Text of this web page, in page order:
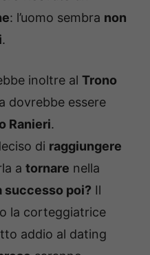
: l’uomo sembra non
.
inoltre al Trono
dovrebbe essere
Ranieri.
di raggiungere
a tornare nella
successo poi? Il
la corteggiatrice
addio al dating